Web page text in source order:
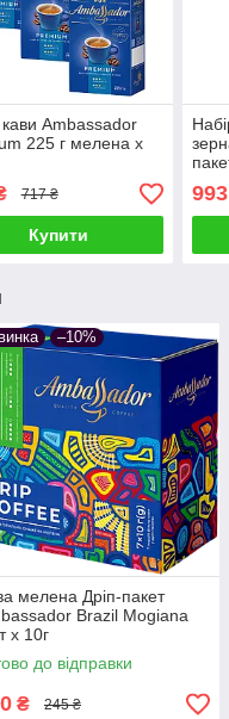
кави Ambassador
225 г мелена х
717 ₴
Купити
993
–10%
мелена Дріп-пакет
Brazil Mogiana
х 10г
до відправки
₴ 245 ₴